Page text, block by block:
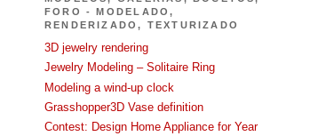
FORO - MODELADO,
RENDERIZADO, TEXTURIZADO
3D jewelry rendering
Jewelry Modeling – Solitaire Ring
Modeling a wind-up clock
Grasshopper3D Vase definition
Contest: Design Home Appliance for Year